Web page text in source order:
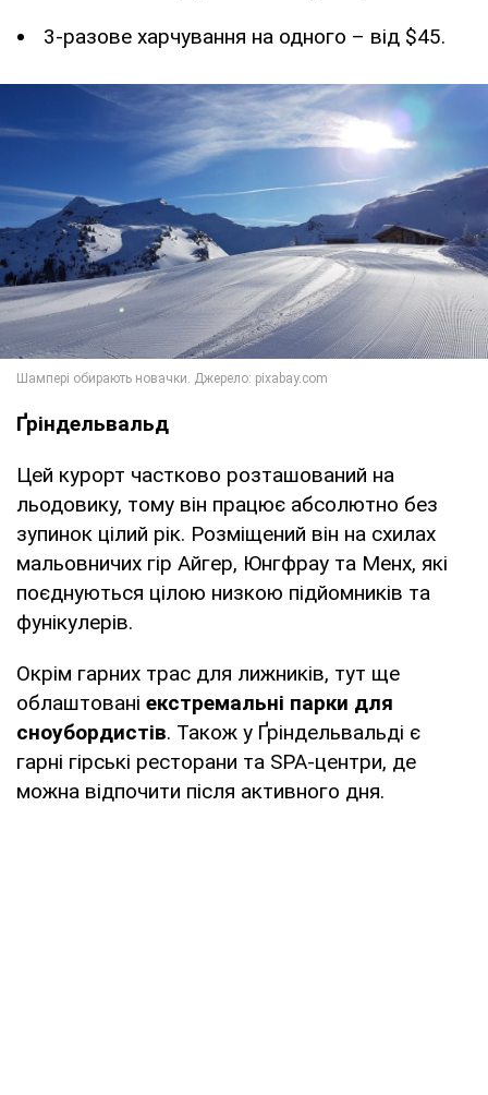
3-разове харчування на одного – від $45.
Ґріндельвальд
Цей курорт частково розташований на
льодовику, тому він працює абсолютно без
зупинок цілий рік. Розміщений він на схилах
мальовничих гір Айгер, Юнгфрау та Менх, які
поєднуються цілою низкою підйомників та
фунікулерів.
Окрім гарних трас для лижників, тут ще
облаштовані екстремальні парки для
сноубордистів. Також у Ґріндельвальді є
гарні гірські ресторани та SPA-центри, де
можна відпочити після активного дня.